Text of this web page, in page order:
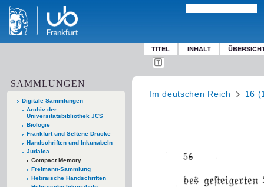
TITEL INHALT
SAMMLUNGEN
Digitale Sammlungen
Archiv der
Universitätsbibliothek JCS
Biologie
Frankfurt und Seltene Drucke
Handschriften und Inkunabeln
Judaica
Compact Memory
Freimann-Sammlung
Hebräische Handschriften
Im deutschen Reich 16